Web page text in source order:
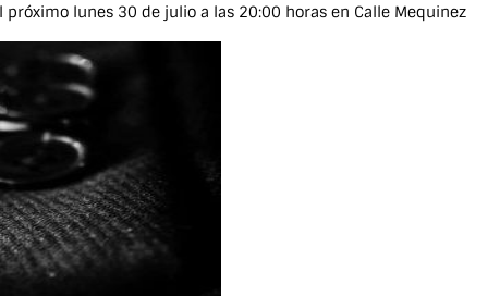
próximo lunes 30 de julio a las 20:00 horas en Calle Mequinez